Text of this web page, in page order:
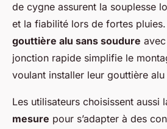
de cygne assurent la souplesse
et la fiabilité lors de fortes
gouttière alu sans soudure
jonction rapide simplifie le
voulant installer leur gouttière
Les utilisateurs choisissent aussi
mesure pour s’adapter à des